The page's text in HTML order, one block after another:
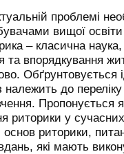
проблемі
вищої
– класична наука,
та впорядкування
належить до
Пропонується
риторики у
основ риторики,
які мають